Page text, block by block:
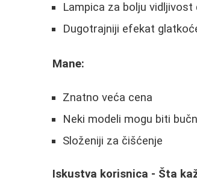
Lampica za bolju vidljivost
Dugotrajniji efekat
Mane:
Znatno veća cena
Neki modeli mogu biti
Složeniji za čišćenje
Iskustva korisnica - Šta